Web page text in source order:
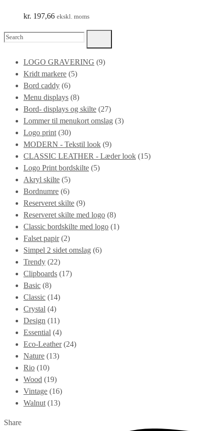
kr. 197,66 ekskl. moms
Search
LOGO GRAVERING (9)
Kridt markere (5)
Bord caddy (6)
Menu displays (8)
Bord- displays og skilte (27)
Lommer til menukort omslag (3)
Logo print (30)
MODERN - Tekstil look (9)
CLASSIC LEATHER - Læder look (15)
Logo Print bordskilte (5)
Akryl skilte (5)
Bordnumre (6)
Reserveret skilte (9)
Reserveret skilte med logo (8)
Classic bordskilte med logo (1)
Falset papir (2)
Simpel 2 sidet omslag (6)
Trendy (22)
Clipboards (17)
Basic (8)
Classic (14)
Crystal (4)
Design (11)
Essential (4)
Eco-Leather (24)
Nature (13)
Rio (10)
Wood (19)
Vintage (16)
Walnut (13)
Share